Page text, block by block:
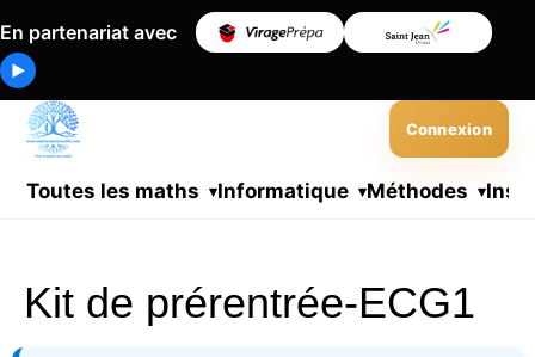
En partenariat avec
▶
Toutes les maths Informatique Méthodes
Connexion
Kit de prérentrée-ECG1